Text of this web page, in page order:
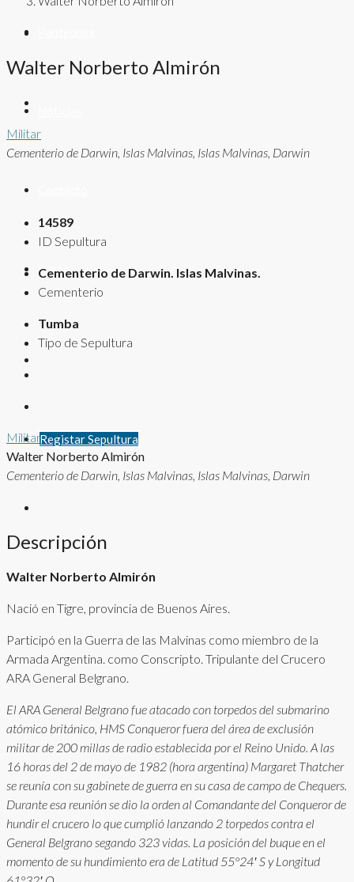
Rutas
Registar Sepultura
Walter Norberto Almirón
Militar
Cementerio de Darwin, Islas Malvinas, Islas Malvinas, Darwin
14589
ID Sepultura
Cementerio de Darwin. Islas Malvinas.
Cementerio
Tumba
Tipo de Sepultura
Militar
Walter Norberto Almirón
Cementerio de Darwin, Islas Malvinas, Islas Malvinas, Darwin
Descripción
Walter Norberto Almirón
Nació en Tigre, provincia de Buenos Aires.
Participó en la Guerra de las Malvinas como miembro de la
Armada Argentina. como Conscripto. Tripulante del Crucero
ARA General Belgrano.
El ARA General Belgrano fue atacado con torpedos del submarino
atómico británico, HMS Conqueror fuera del área de exclusión
militar de 200 millas de radio establecida por el Reino Unido. A las
16 horas del 2 de mayo de 1982 (hora argentina) Margaret Thatcher
se reunía con su gabinete de guerra en su casa de campo de Chequers.
Durante esa reunión se dio la orden al Comandante del Conqueror de
hundir el crucero lo que cumplió lanzando 2 torpedos contra el
General Belgrano segando 323 vidas. La posición del buque en el
momento de su hundimiento era de Latitud 55°24′ S y Longitud